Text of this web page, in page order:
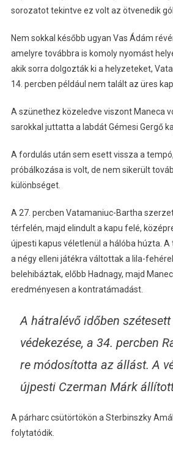
sorozatot tekintve ez volt az ötvenedik
Nem sokkal később ugyan Vas Ádám
amelyre továbbra is komoly nyomást
akik sorra dolgozták ki a helyzeteket,
14. percben például nem talált az üres
A szünethez közeledve viszont Maneca
sarokkal juttatta a labdát Gémesi Gergő
A fordulás után sem esett vissza a
próbálkozása is volt, de nem sikerült
különbséget.
A 27. percben Vatamaniuc-Bartha
térfelén, majd elindult a kapu felé,
újpesti kapus véletlenül a hálóba húzta.
a négy elleni játékra váltottak a lila-
belehibáztak, előbb Hadnagy, majd
eredményesen a kontratámadást.
A hátralévő időben
védekezése, a 34. percben
re módosította az állást. A
újpesti Czerman Márk
A párharc csütörtökön a Sterbinszky
folytatódik.